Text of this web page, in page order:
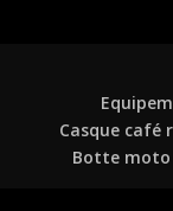
Casque café
Botte